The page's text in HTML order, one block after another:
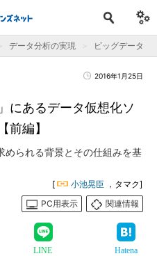
データ分析の実現 ビッグデータ
2016年1月25日
にあるデータ仮想化ソ
前編】
められる背景とその仕組みを基
[ 小池晃臣 ，タマク]
PC用表示
関連情報
LINE Hatena